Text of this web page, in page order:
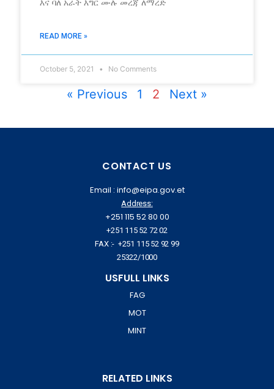
እና ባለ አራት እግር ሙሉ መረጃ ለማረድ
READ MORE »
October 5, 2021 No Comments
« Previous 1 2 Next »
CONTACT US
Email : info@eipa.gov.et
Address:
+251 115 52 80 00
+251 115 52 72 02
FAX :- +251 115 52 92 99
25322/1000
USFULL LINKS
FAG
MOT
MINT
RELATED LINKS